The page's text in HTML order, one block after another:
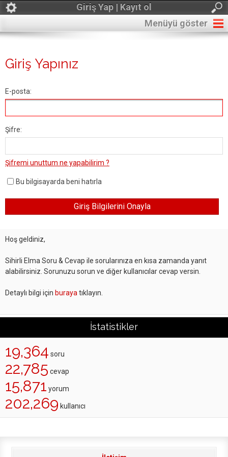
Giriş Yap | Kayıt ol
Menüyü göster
Giriş Yapınız
E-posta:
Şifre:
Şifremi unuttum ne yapabilirim ?
Bu bilgisayarda beni hatırla
Hoş geldiniz,
Sihirli Elma Soru & Cevap ile sorularınıza en kısa zamanda yanıt
alabilirsiniz. Sorunuzu sorun ve diğer kullanıcılar cevap versin.
Detaylı bilgi için buraya tıklayın.
İstatistikler
19,364 soru
22,785 cevap
15,871 yorum
202,269 kullanıcı